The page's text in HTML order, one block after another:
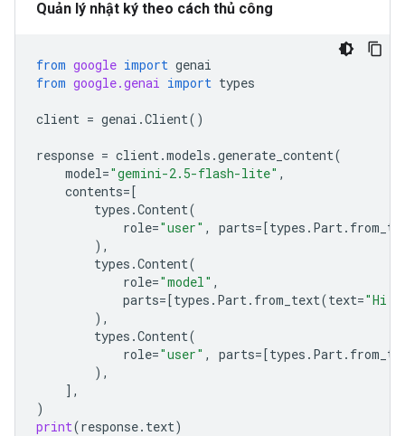
Quản lý nhật ký theo cách thủ công
from google import genai
from google.genai import types
client = genai .Client()
response = client.models .generate_content(
model="gemini-2.5-flash-lite" ,
contents=[
types .Content(
role="user" , parts=[types . Part.
),
types .Content(
role="model" ,
parts=[types . Part. from_text(text="Hi
),
types .Content(
role="user" , parts=[types . Part.
),
],
)
print(response. text)